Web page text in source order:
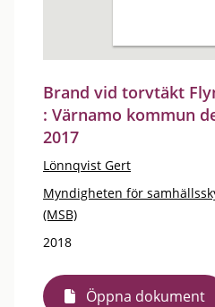
Brand vid torvtäkt
: Värnamo kommun
2017
Lönnqvist Gert
Myndigheten för
(MSB)
2018
Öppna dokument